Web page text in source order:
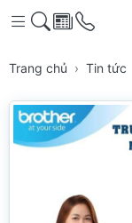
Trang chủ Tin tức